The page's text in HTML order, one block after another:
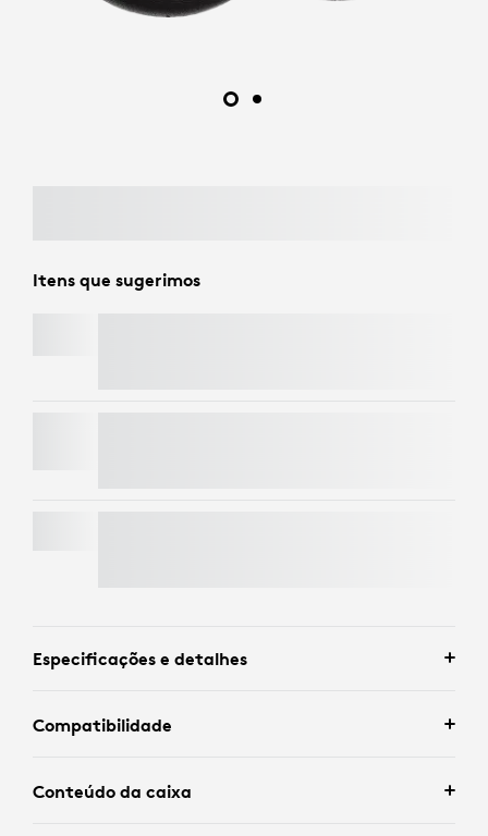
Itens que sugerimos
Especificações e detalhes
Compatibilidade
Conteúdo da caixa